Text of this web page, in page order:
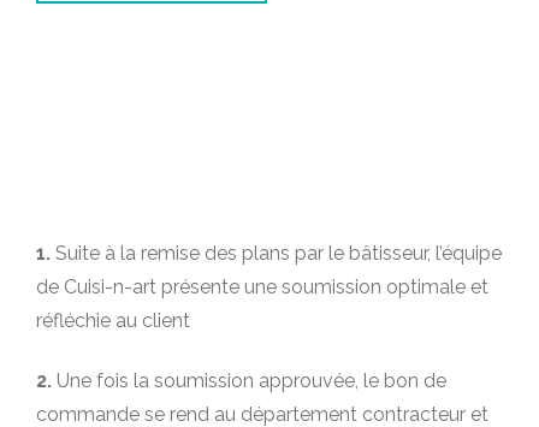
1.Suite à la remise des plans par le bâtisseur, l’équipe
de Cuisi-n-art présente une soumission optimale et
réfléchie au client
2.Une fois la soumission approuvée, le bon de
commande se rend au département contracteur et